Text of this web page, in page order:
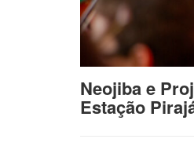
Neojiba e
Estação